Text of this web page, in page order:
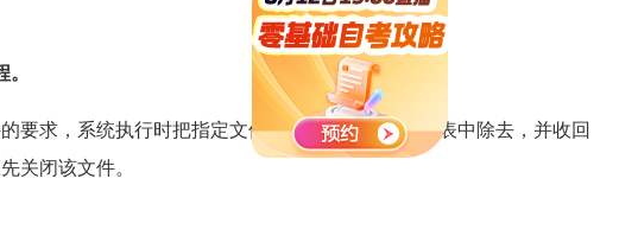
求，系统执行时把指定文件的名字从目录和索引表中除去，并收回
关闭该文件。